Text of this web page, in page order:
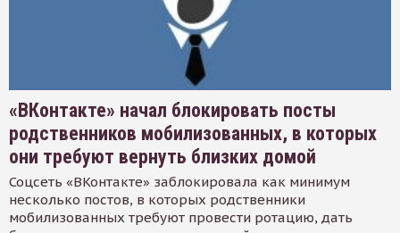
«ВКонтакте» начал блокировать посты
родственников мобилизованных, в которых
они требуют вернуть близких домой
Соцсеть «ВКонтакте» заблокировала как минимум
несколько постов, в которых родственники
мобилизованных требуют провести ротацию, дать